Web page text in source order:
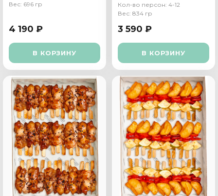
Вес: 696 гр
4 190 ₽
В КОРЗИНУ
Кол-во персон: 4-12
Вес: 834 гр
3 590 ₽
В КОРЗИНУ